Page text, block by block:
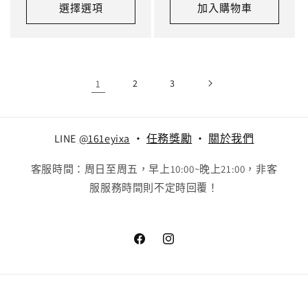
選擇選項 加入購物車
1 2 3
LINE @161eyixa ‧ 任務獎勵 ‧ 關於我們
客服時間：周日至周五，早上10:00~晚上21:00，非客
服服務時間則不定時回覆！
FacebookInstagram